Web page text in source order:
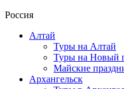
Россия
Алтай
Туры на Алтай
Туры на Новый
Майские
Архангельск